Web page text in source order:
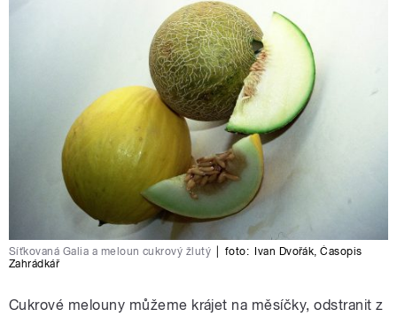
Síťkovaná Galia a meloun cukrový žlutý foto: Ivan Dvořák,Časopis
Zahrádkář
Cukrové melouny můžeme krájet na měsíčky, odstranit z